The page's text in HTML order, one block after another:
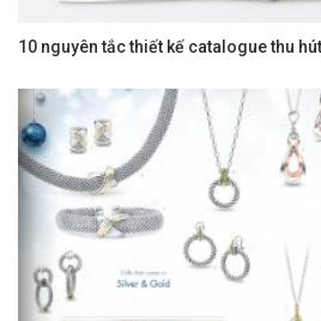
10 nguyên tắc thiết kế catalogue thu